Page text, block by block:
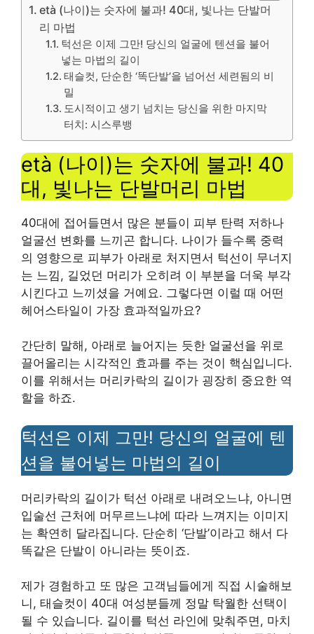
età (나이)는 숫자에 불과! 40대, 빛나는 단발머
리 마법
턱선은 이제 그만! 당신의 얼굴에 텐션을 불어
넣는 마법의 길이
태슬컷, 단순한 ‘똑단발’을 넘어선 세련됨의 비
밀
도시적이고 생기 넘치는 당신을 위한 마지막
터치: 시스루뱅
età (나이)는 숫자에 불과! 40
대, 빛나는 단발머리 마법
40대에 접어들면서 많은 분들이 피부 탄력 저하나
얼굴선 변화를 느끼곤 합니다. 나이가 들수록 중력
의 영향으로 피부가 아래로 처지면서 턱선이 무너지
는 느낌, 길었던 머리가 오히려 이 부분을 더욱 부각
시킨다고 느끼셨을 거예요. 그렇다면 이럴 때 어떤
헤어스타일이 가장 효과적일까요?
간단히 말해, 아래로 늘어지는 듯한 얼굴선을 위로
끌어올리는 시각적인 효과를 주는 것이 핵심입니다.
이를 위해서는 머리카락의 길이가 굉장히 중요한 역
할을 하죠.
턱선은 이제 그만! 당신의 얼굴에 텐
션을 불어넣는 마법의 길이
머리카락의 길이가 턱선 아래로 내려오느냐, 아니면
입술선 근처에 머무르느냐에 따라 느껴지는 이미지
는 확연히 달라집니다. 단순히 ‘단발’이라고 해서 다
똑같은 단발이 아니라는 뜻이죠.
제가 경험하고 또 많은 고객님들에게 직접 시술해보
니, 태슬컷이 40대 여성분들께 정말 탁월한 선택이
될 수 있습니다. 길이를 턱선 라인에 맞춰주면, 마치